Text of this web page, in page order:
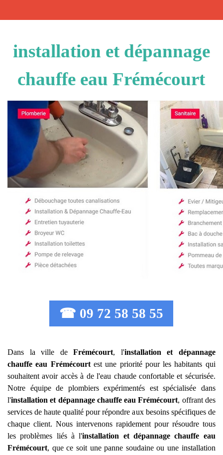
installation et dépannage
chauffe eau Frémécourt
☎ 09 72 58 58 55
Dans la ville deFrémécourt, l'installation et dépannage
chauffe eau Frémécourtest une priorité pour les habitants qui
souhaitent avoir accès à de l'eau chaude confortable et sécurisée.
Notre équipe de plombiers expérimentés est spécialisée dans
l'installation et dépannage chauffe eau Frémécourt, offrant des
services de haute qualité pour répondre aux besoins spécifiques de
chaque client. Nous intervenons rapidement pour résoudre tous
les problèmes liés à l'installation et dépannage chauffe eau
Frémécourt, que ce soit une panne soudaine ou une installation